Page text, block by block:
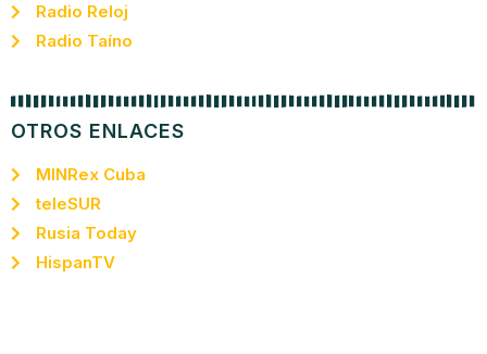
Radio Reloj
Radio Taíno
OTROS ENLACES
MINRex Cuba
teleSUR
Rusia Today
HispanTV